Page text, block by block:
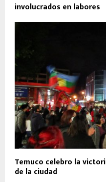
involucrados en labores
Temuco celebro la
de la ciudad